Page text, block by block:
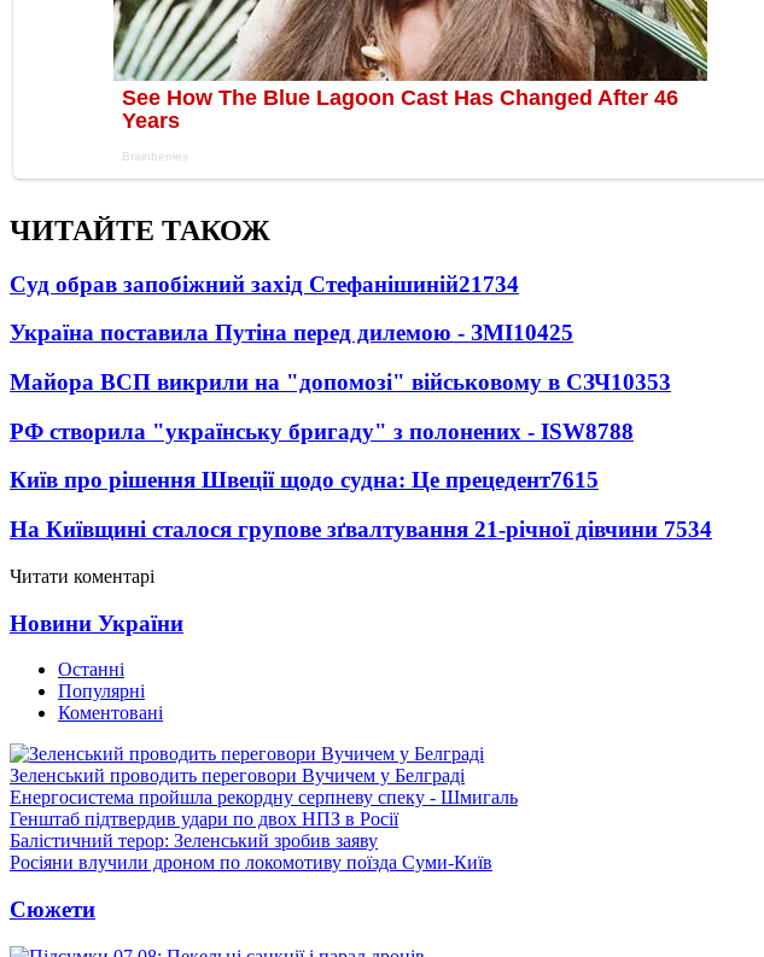
ЧИТАЙТЕ ТАКОЖ
Суд обрав запобіжний захід Стефанішиній21734
Україна поставила Путіна перед дилемою - ЗМІ10425
Майора ВСП викрили на "допомозі" військовому в СЗЧ10353
РФ створила "українську бригаду" з полонених - ISW8788
Київ про рішення Швеції щодо судна: Це прецедент7615
На Київщині сталося групове зґвалтування 21-річної дівчини 7534
Читати коментарі
Новини України
Останні
Популярні
Коментовані
Зеленський проводить переговори Вучичем у Белграді
Енергосистема пройшла рекордну серпневу спеку - Шмигаль
Генштаб підтвердив удари по двох НПЗ в Росії
Балістичний терор: Зеленський зробив заяву
Росіяни влучили дроном по локомотиву поїзда Суми-Київ
Сюжети